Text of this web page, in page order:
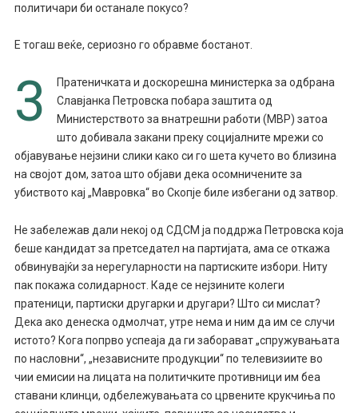
политичари би останале покусо?
Е тогаш веќе, сериозно го обравме бостанот.
3
Пратеничката и доскорешна министерка за одбрана
Славјанка Петровска побара заштита од
Министерството за внатрешни работи (МВР) затоа
што добивала закани преку социјалните мрежи со
објавување нејзини слики како си го шета кучето во близина
на својот дом, затоа што објави дека осомничените за
убиството кај „Мавровка“ во Скопје биле избегани од затвор.
Не забележав дали некој од СДСМ ја поддржа Петровска која
беше кандидат за претседател на партијата, ама се откажа
обвинувајќи за нерегуларности на партиските избори. Ниту
пак покажа солидарност. Каде се нејзините колеги
пратеници, партиски другарки и другари? Што си мислат?
Дека ако денеска одмолчат, утре нема и ним да им се случи
истото? Кога попрво успеаја да ги заборават „спружувањата
по насловни“, „независните продукции“ по телевизиите во
чии емисии на лицата на политичките противници им беа
ставани клинци, одбележувањата со црвените крукчиња по